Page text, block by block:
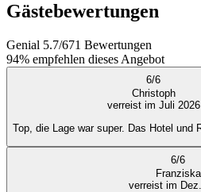
Gästebewertungen
Genial 5.7/671 Bewertungen
94% empfehlen dieses Angebot
6/6
Christoph
verreist im Juli 2026
Top, die Lage war super. Das Hotel und
6/6
Franziska
verreist im